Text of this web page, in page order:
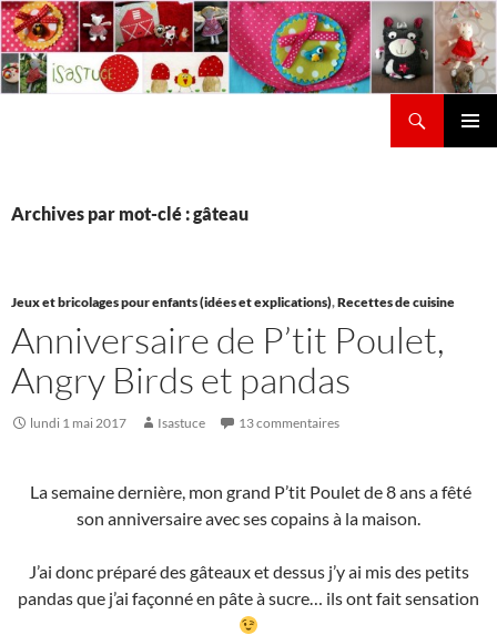
Aller
au
contenu
Archives par mot-clé : gâteau
Jeux et bricolages pour enfants (idées et explications),Recettes de cuisine
Anniversaire de P’tit Poulet,
Angry Birds et pandas
lundi 1 mai 2017 Isastuce 13 commentaires
La semaine dernière, mon grand P’tit Poulet de 8 ans a fêté
son anniversaire avec ses copains à la maison.
J’ai donc préparé des gâteaux et dessus j’y ai mis des petits
pandas que j’ai façonné en pâte à sucre… ils ont fait sensation